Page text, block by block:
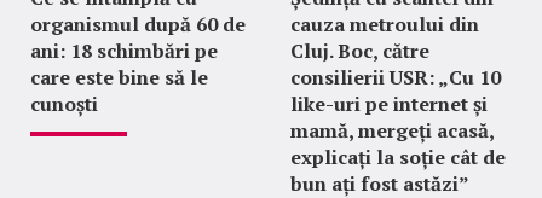
organismul după 60 de
ani: 18 schimbări pe
care este bine să le
cunoști
cauza metroului din
Cluj. Boc, către
consilierii USR: „Cu 10
like-uri pe internet și
mamă, mergeți acasă,
explicați la soție cât de
bun ați fost astăzi”